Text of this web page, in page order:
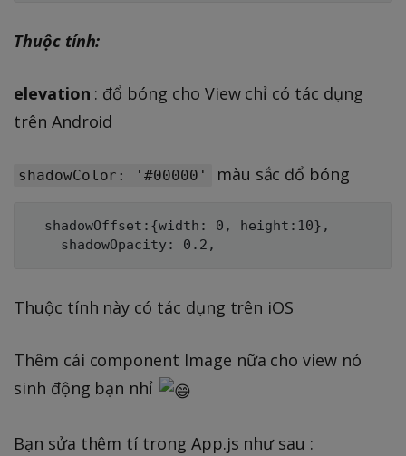
Thuộc tính:
elevation : đổ bóng cho View chỉ có tác dụng
trên Android
shadowColor: '#00000' màu sắc đổ bóng
  shadowOffset:{width: 0, height:10},
Thuộc tính này có tác dụng trên iOS
Thêm cái component Image nữa cho view nó
sinh động bạn nhỉ
Bạn sửa thêm tí trong App.js như sau :